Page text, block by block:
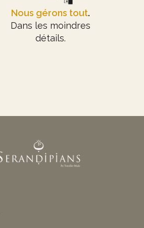
Nous gérons tout.
Dans les moindres
détails.